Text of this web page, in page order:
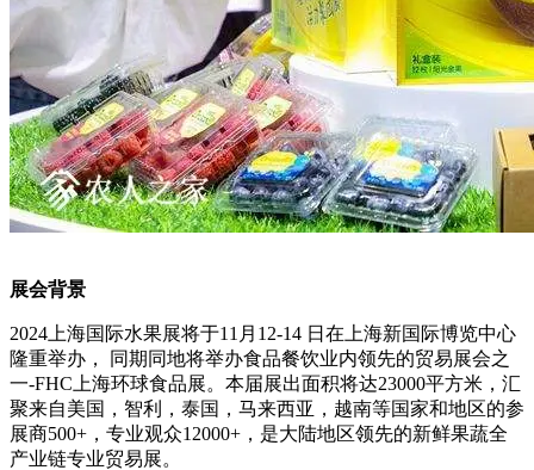
展会背景
2024上海国际水果展将于11月12-14 日 在 上海新国际博览中心
隆重举办，
同期同地将举办食品餐饮业内领先的贸易展会之
一-FHC上海环球食品展。 本届展出面积将达23000平方米，汇
聚来自美国，智利，泰国，马来西亚，越南等国家和地区的参
展商500+，专业观众12000+，是大陆地区领先的新鲜果蔬全
产业链专业贸易展。